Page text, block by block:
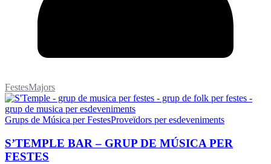
FestesMajors
Grups de Música per FestesProveïdors per esdeveniments
S’TEMPLE BAR – GRUP DE MÚSICA PER
FESTES